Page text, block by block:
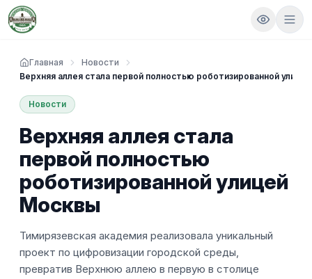
Главная
Новости
Верхняя аллея стала первой полностью роботизированной
Новости
Верхняя аллея стала
первой полностью
роботизированной улицей
Москвы
Тимирязевская академия реализовала уникальный
проект по цифровизации городской среды,
превратив Верхнюю аллею в первую в столице